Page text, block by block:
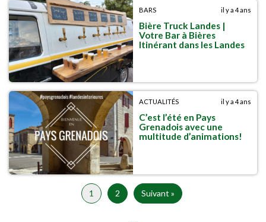
BARS il y a 4 ans
Bière Truck Landes |
Votre Bar à Bières
Itinérant dans les Landes
ACTUALITÉS il y a 4 ans
C’est l’été en Pays
Grenadois avec une
multitude d’animations!
1 2 Suivant »